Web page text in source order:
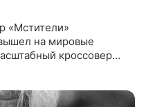
«Мстители»
на мировые
кроссовер